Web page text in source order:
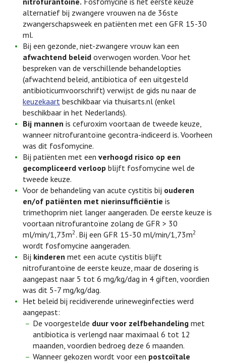
alternatief bij zwangere vrouwen na de 36ste
zwangerschapsweek en patiënten met een GFR 15-30
ml.
Bij een gezonde, niet-zwangere vrouw kan een
afwachtend beleid overwogen worden. Voor het
bespreken van de verschillende behandelopties
(afwachtend beleid, antibiotica of een uitgesteld
antibioticumvoorschrift) verwijst de gids nu naar de
keuzekaart beschikbaar via thuisarts.nl (enkel
beschikbaar in het Nederlands).
Bij mannen is cefuroxim voortaan de tweede keuze,
wanneer nitrofurantoïne gecontra-indiceerd is. Voorheen
was dit fosfomycine.
Bij patiënten met een verhoogd risico op een
gecompliceerd verloop blijft fosfomycine wel de
tweede keuze.
Voor de behandeling van acute cystitis bij ouderen
en/of patiënten met nierinsufficiëntie is
trimethoprim niet langer aangeraden. De eerste keuze is
voortaan nitrofurantoïne zolang de GFR > 30
ml/min/1,73m2. Bij een GFR 15-30 ml/min/1,73m2
wordt fosfomycine aangeraden.
Bij kinderen met een acute cystitis blijft
nitrofurantoïne de eerste keuze, maar de dosering is
aangepast naar 5 tot 6 mg/kg/dag in 4 giften, voordien
was dit 5-7 mg/kg/dag.
Het beleid bij recidiverende urineweginfecties werd
aangepast:
De voorgestelde duur voor zelfbehandeling met
antibiotica is verlengd naar maximaal 6 tot 12
maanden, voordien bedroeg deze 6 maanden.
Wanneer gekozen wordt voor een postcoïtale